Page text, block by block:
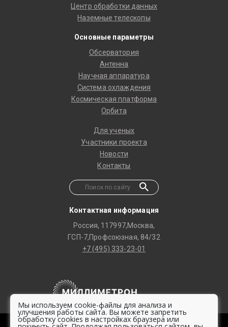
Центр обработки данных
Наземные телескопы
Основные параметры
Обсерватория
Антенна
Научная аппаратура
Система охлаждения
Космическая платформа
Орбита
Для ученых
Участники проекта
Новости
Контакты
Контактная информация
Россия, 117997,Москва,
ГСП-7,Профсоюзная, 84/32
+7 (495) 333-23-01
Мы используем cookie-файлы для анализа и
улучшения работы сайта. Вы можете запретить
обработку cookies в настройках браузера или